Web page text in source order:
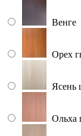
Венге
Орех
Ясень
Ольха